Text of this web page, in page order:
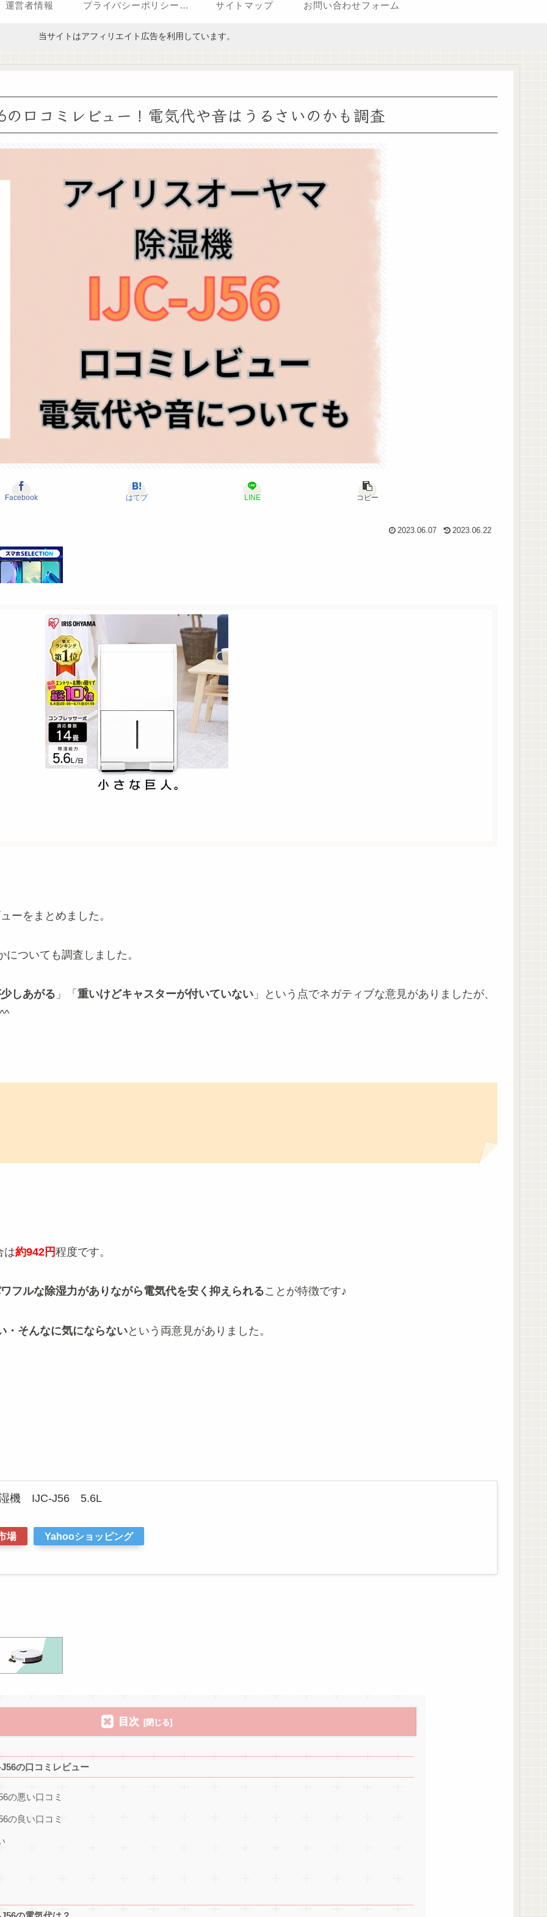
運営者情報 プライバシーポリシー（改正電気通信事業法・外部送信規律に関する事項を含む） サイトマップ お問い合わせフォーム
当サイトはアフィリエイト広告を利用しています。
口コミレビュー！電気代や音はうるさいのかも調査
Facebook はてブ LINE コピー
2023.06.07 2023.06.22
ーをまとめました。
ついても調査しました。
しあがる 」「 重いけどキャスターが付いていない 」という点でネガティブな意見がありましたが、
は約942円程度です。
フルな除湿力がありながら電気代を安く抑えられることが特徴です♪
・そんなに気にならないという両意見がありました。
湿機 IJC-J56 5.6L
場 Yahooショッピング
目次
の口コミレビュー
の悪い口コミ
の良い口コミ